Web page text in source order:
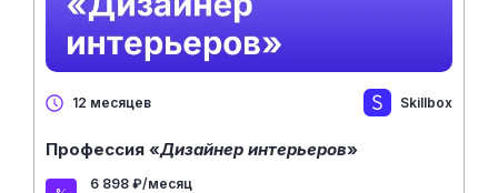
12 месяцев Skillbox
Профессия «Дизайнер интерьеров»
6 898 ₽/месяц